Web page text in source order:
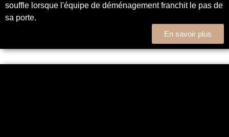
souffle lorsque l'équipe de déménagement franchit le pas de
sa porte.
En savoir plus